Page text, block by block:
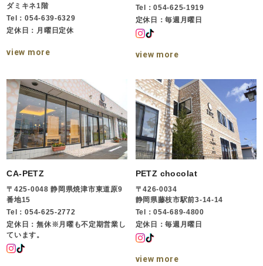
ダミキネ1階
Tel：054-639-6329
定休日：月曜日定休
view more
Tel：054-625-1919
定休日：毎週月曜日
view more
CA-PETZ
〒425-0048 静岡県焼津市東道原9
番地15
Tel：054-625-2772
定休日：無休※月曜も不定期営業し
ています。
PETZ chocolat
〒426-0034
静岡県藤枝市駅前3-14-14
Tel：054-689-4800
定休日：毎週月曜日
view more